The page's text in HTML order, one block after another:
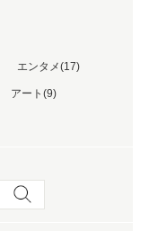
エンタメ(17)
アート(9)